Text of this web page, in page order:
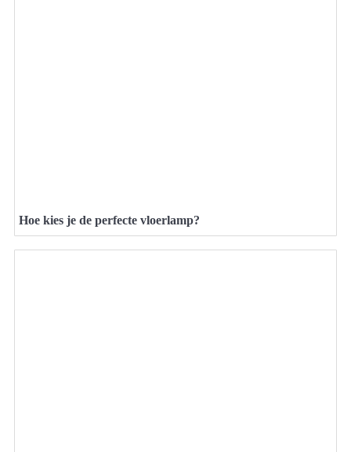
Hoe kies je de perfecte vloerlamp?